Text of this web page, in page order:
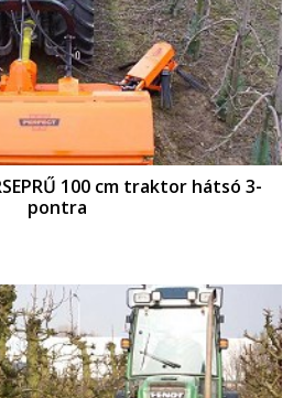
100 cm traktor hátsó 3-
pontra